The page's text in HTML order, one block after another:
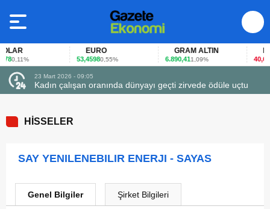
0,11%
EURO
53,45980,55%
GRAM ALTIN
6.890,411,09% 40,65-
23 Mart 2026 - 09:05
Kadın çalışan oranında dünyayı geçti zirvede ödüle uçtu
HİSSELER
SAY YENILENEBILIR ENERJI - SAYAS
Genel Bilgiler Şirket Bilgileri